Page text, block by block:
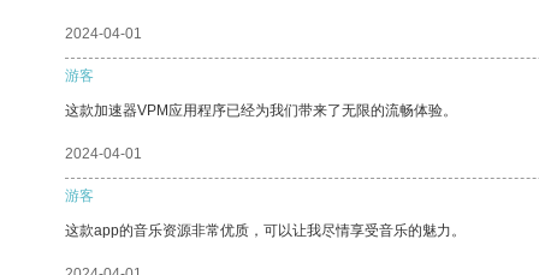
2024-04-01
游客
这款加速器VPM应用程序已经为我们带来了无限的流畅体验。
2024-04-01
游客
这款app的音乐资源非常优质，可以让我尽情享受音乐的魅力。